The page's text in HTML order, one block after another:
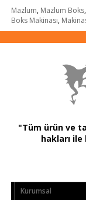
Mazlum, Mazlum Boks,
Boks Makinası,
"Tüm ürün ve
hakları
Kurumsal